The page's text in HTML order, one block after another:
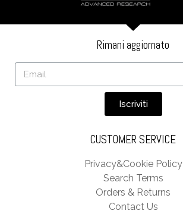
CUSTOMER SERVICE
Privacy&Cookie Policy
Search Terms
Orders & Returns
Contact Us
Rimani aggiornato
Iscriviti